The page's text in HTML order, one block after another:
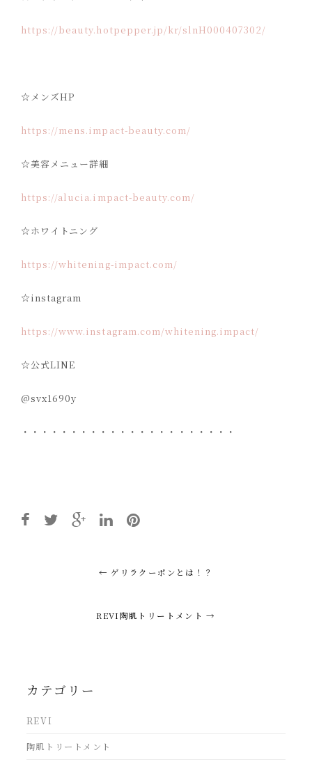
https://beauty.hotpepper.jp/kr/slnH000407302/
☆メンズHP
https://mens.impact-beauty.com/
☆美容メニュー詳細
https://alucia.impact-beauty.com/
☆ホワイトニング
https://whitening-impact.com/
☆instagram
https://www.instagram.com/whitening.impact/
☆公式LINE
@svx1690y
・・・・・・・・・・・・・・・・・・・・・・
← ゲリラクーポンとは！？
REVI陶肌トリートメント→
カテゴリー
REVI
陶肌トリートメント